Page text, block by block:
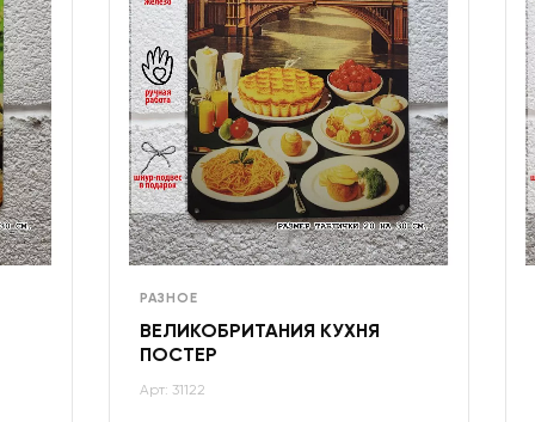
РАЗНОЕ
ВЕЛИКОБРИТАНИЯ КУХНЯ
ПОСТЕР
Арт: 31122